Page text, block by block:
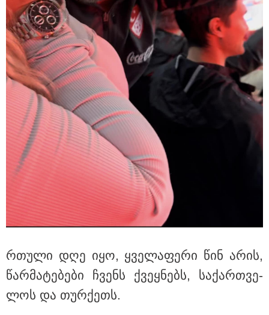
2026 წლის ყველაზე გაყიდვადი
ავტომობილები - Focus2Move-ის
რეიტინგი
აფრიკის ქვეყნები ამერიკულ
დოლარზე უარს ამბობენ
პოლიტიკა
რთუ­ლი დღე იყო, ყვე­ლა­ფე­რი წინ არის,
წარ­მა­ტე­ბე­ბი ჩვენს ქვეყ­ნებს, სა­ქარ­თვე­
ლოს და თურ­ქეთს.